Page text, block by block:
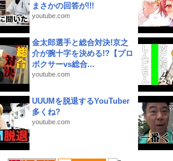
まさかの回答が!!!
youtube.com
金太郎選手と総合対決!京之
介が腕十字を決める!?【プロ
ボクサーvs総合...
youtube.com
UUUMを脱退するYouTuber
多くね?
youtube.com